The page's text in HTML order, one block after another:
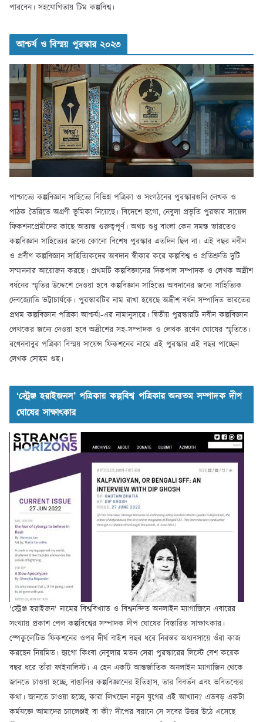
পারবেন। সহযোগিতায় টিম কল্পবিশ্ব।
আশ্চর্য ও বিস্ময় পুরস্কার ২০২৩
পাশ্চাত্যে কল্পবিজ্ঞান সাহিত্যে বিভিন্ন পত্রিকা ও সংগঠনের পুরস্কারগুলি লেখক ও
পাঠক তৈরিতে অগ্রণী ভূমিকা নিয়েছে। বিদেশে হুগো, নেবুলা প্রভৃতি পুরস্কার সায়েন্স
ফিকশনপ্রেমীদের কাছে অত্যন্ত গুরুত্বপূর্ণ। অথচ শুধু বাংলা কেন সমস্ত ভারতেও
কল্পবিজ্ঞান সাহিত্যের জন্যে কোনো বিশেষ পুরস্কার এতদিন ছিল না। এই বছর নবীন
ও প্রবীণ কল্পবিজ্ঞান সাহিত্যিকদের অবদান স্বীকার করে কল্পবিশ্ব ও প্রতিশ্রুতি দুটি
সম্মাননার আয়োজন করছে। প্রথমটি কল্পবিজ্ঞানের দিকপাল সম্পাদক ও লেখক অদ্রীশ
বর্ধনের স্মৃতির উদ্দেশে দেওয়া হবে কল্পবিজ্ঞান সাহিত্যে অবদানের জন্যে সাহিত্যিক
দেবজ্যোতি ভট্টাচার্যকে। পুরস্কারটির নাম রাখা হয়েছে অদ্রীশ বর্ধন সম্পাদিত ভারতের
প্রথম কল্পবিজ্ঞান পত্রিকা আশ্চর্য!-এর নামানুসারে। দ্বিতীয় পুরস্কারটি নবীন কল্পবিজ্ঞান
লেখকের জন্যে দেওয়া হবে অদ্রীশের সহ-সম্পাদক ও লেখক রণেন ঘোষের স্মৃতিতে।
রণেনবাবুর পত্রিকা বিস্ময় সায়েন্স ফিকশনের নামে এই পুরস্কার এই বছর পাচ্ছেন
লেখক সোহম গুহ।
‘স্ট্রেঞ্জ হরাইজনস’ পত্রিকায় কল্পবিশ্ব পত্রিকার অন্যতম সম্পাদক দীপ
ঘোষের সাক্ষাৎকার
'স্ট্রেঞ্জ হরাইজন' নামের বিশ্ববিখ্যাত ও বিশ্বনন্দিত অনলাইন ম্যাগাজিনে এবারের
সংখ্যায় প্রকাশ পেল কল্পবিশ্বের সম্পাদক দীপ ঘোষের বিস্তারিত সাক্ষাৎকার।
স্পেকুলেটিভ ফিকশনের ওপর দীর্ঘ বাইশ বছর ধরে নিরন্তর অধ্যবসায়ে ওঁরা কাজ
করছেন নিয়মিত। হ্যুগো কিংবা নেবুলার মতন সেরা পুরস্কারের লিস্টে বেশ কয়েক
বছর ধরে তাঁরা ফাইনালিস্ট। এ হেন একটি আন্তর্জাতিক অনলাইন ম্যাগাজিন থেকে
জানতে চাওয়া হচ্ছে, বাঙালির কল্পবিজ্ঞানের ইতিহাস, তার বিবর্তন এবং ভবিতব্যের
কথা। জানতে চাওয়া হচ্ছে, কারা লিখছেন নতুন যুগের এই আখ্যান? এতবড় একটা
কর্মযজ্ঞে আমাদের চ্যালেঞ্জই বা কী? দীপের বয়ানে সে সবের উত্তর উঠে এসেছে